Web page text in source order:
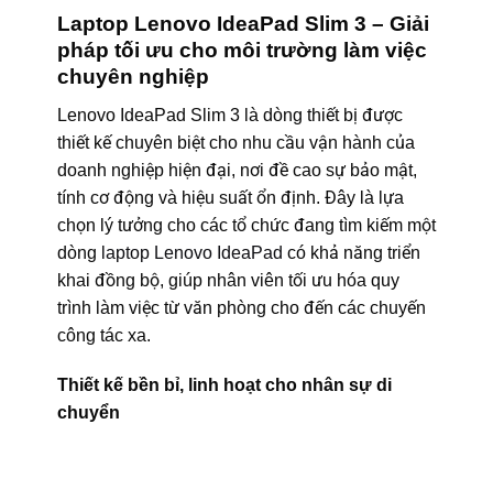
Laptop Lenovo IdeaPad Slim 3 – Giải
pháp tối ưu cho môi trường làm việc
chuyên nghiệp
Lenovo IdeaPad Slim 3 là dòng thiết bị được
thiết kế chuyên biệt cho nhu cầu vận hành của
doanh nghiệp hiện đại, nơi đề cao sự bảo mật,
tính cơ động và hiệu suất ổn định. Đây là lựa
chọn lý tưởng cho các tổ chức đang tìm kiếm một
dòng laptop Lenovo IdeaPad có khả năng triển
khai đồng bộ, giúp nhân viên tối ưu hóa quy
trình làm việc từ văn phòng cho đến các chuyến
công tác xa.
Thiết kế bền bỉ, linh hoạt cho nhân sự di
chuyển